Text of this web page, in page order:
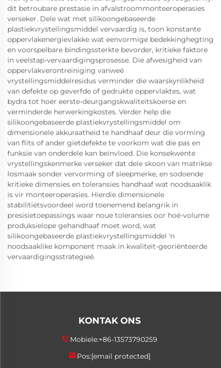
dit betroubare prestasie in afvalstroommonteeroperasies
verseker. Dele wat met silikoongebaseerde
plastiekvrystellingsmiddel vervaardig is, toon konstante
oppervlakenergievlakke wat eenvormige bedekkinghegting
en voorspelbare bindingssterkte bevorder, kritieke faktore
in veelstap-vervaardigingsprosesse. Die afwesigheid van
oppervlakverontreiniging vanweë
vrystellingsmiddelresidus verminder die waarskynlikheid
van defekte op geverfde of gedrukte oppervlaktes, wat
bydra tot hoër eerste-deurgangskwaliteitskoerse en
verminderde herwerkingkostes. Verder help die
silikoongebaseerde plastiekvrystellingsmiddel om
dimensionele akkuraatheid te handhaaf deur die vorming
van flits of ander gietdefekte te voorkom wat die pas en
funksie van onderdele kan beïnvloed. Die konsekwente
vrystellingskenmerke verseker dat dele skoon van matrikse
losmaak sonder vervorming of sleepmerke, en sodoende
kritieke dimensies en toleransies handhaaf wat noodsaaklik
is vir monteeroperasies. Hierdie dimensionele
stabilitietsvoordeel word toenemend belangrik in
presisietoepassings waar noue toleransies oor hoë-volume
produksielope gehandhaaf moet word, wat
silikoongebaseerde plastiekvrystellingsmiddel 'n
noodsaaklike komponent maak in kwaliteit-georiënteerde
vervaardigingsstrategieë.
KONTAK ONS
Mobiele:+86-13573790259
Pos:[email protected]